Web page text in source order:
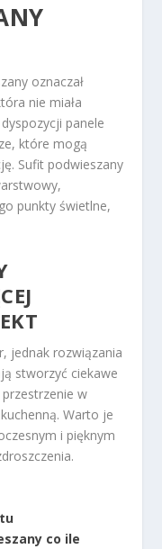
oznaczał
nie miała
panele
które mogą
Sufit podwieszany
punkty świetlne,
jednak rozwiązania
stworzyć ciekawe
w
Warto je
i pięknym
co ile